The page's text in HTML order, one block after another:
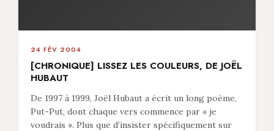
24 FÉV 2004
[CHRONIQUE] LISSEZ LES COULEURS, DE JOËL
HUBAUT
De 1997 à 1999, Joël Hubaut a écrit un long poème,
Put-Put, dont chaque vers commence par « je
voudrais ». Plus que d’insister spécifiquement sur